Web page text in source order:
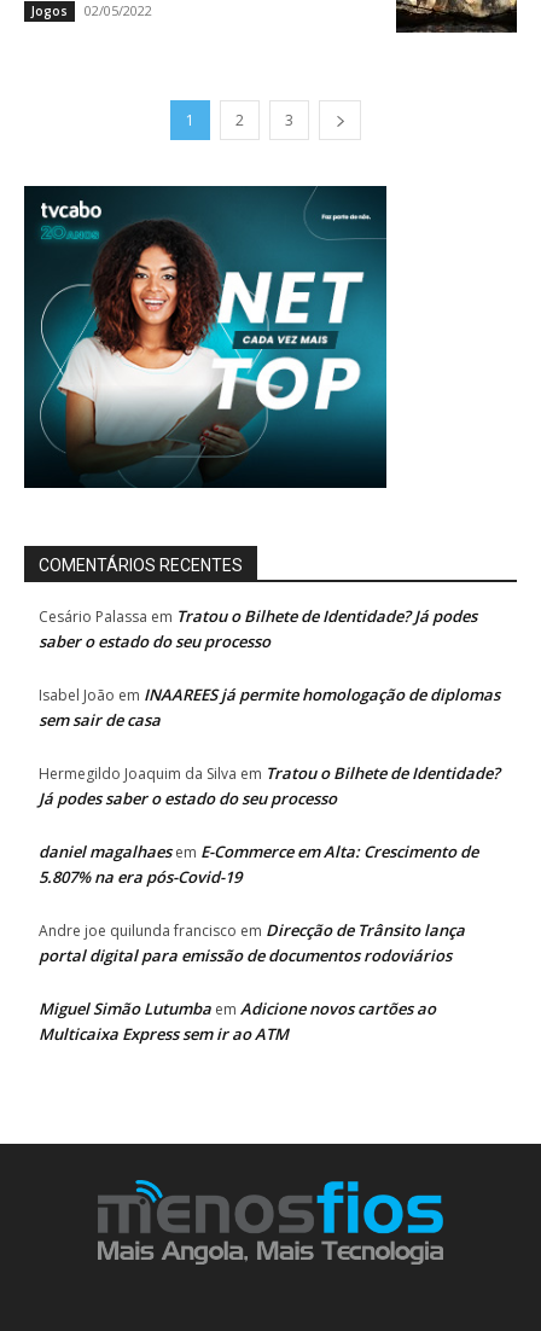
Jogos 02/05/2022
1 2 3
COMENTÁRIOS RECENTES
Cesário Palassa em Tratou o Bilhete de Identidade? Já podes
saber o estado do seu processo
Isabel João em INAAREES já permite homologação de diplomas
sem sair de casa
Hermegildo Joaquim da Silva em Tratou o Bilhete de Identidade?
Já podes saber o estado do seu processo
daniel magalhaesem E-Commerce em Alta: Crescimento de
5.807% na era pós-Covid-19
Andre joe quilunda francisco em Direcção de Trânsito lança
portal digital para emissão de documentos rodoviários
Miguel Simão Lutumba em Adicione novos cartões ao
Multicaixa Express sem ir ao ATM